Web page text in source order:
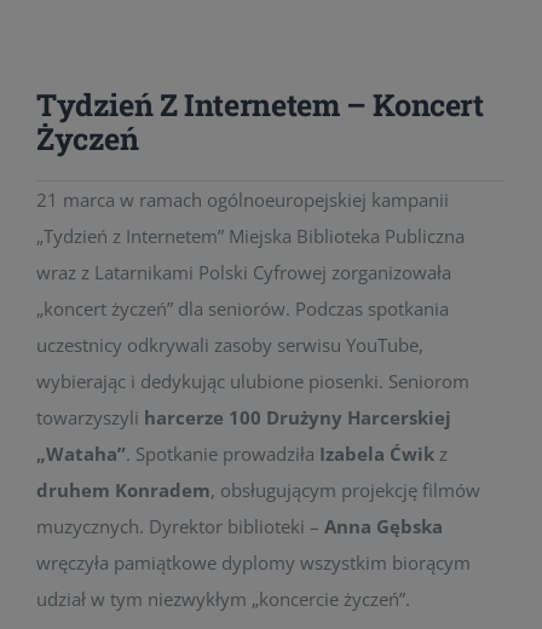
Tydzień Z Internetem – Koncert
Życzeń
21 marca w ramach ogólnoeuropejskiej kampanii
„Tydzień z Internetem” Miejska Biblioteka Publiczna
wraz z Latarnikami Polski Cyfrowej zorganizowała
„koncert życzeń” dla seniorów. Podczas spotkania
uczestnicy odkrywali zasoby serwisu YouTube,
wybierając i dedykując ulubione piosenki. Seniorom
towarzyszyli harcerze 100 Drużyny Harcerskiej
„Wataha”. Spotkanie prowadziła Izabela Ćwikz
druhem Konradem, obsługującym projekcję filmów
muzycznych. Dyrektor biblioteki – Anna Gębska
wręczyła pamiątkowe dyplomy wszystkim biorącym
udział w tym niezwykłym „koncercie życzeń”.